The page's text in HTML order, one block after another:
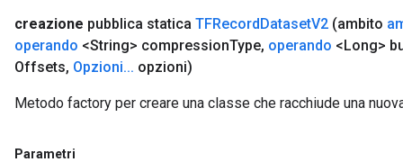
creazione pubblica statica TFRecordDatasetV2 (ambito
operando <String> compressionType, operando <Long>
Offsets, Opzioni... opzioni)
Metodo factory per creare una classe che racchiude una
Parametri